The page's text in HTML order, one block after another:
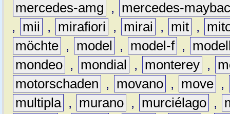
mercedes-amg
,
mercedes-
,
mii , mirafiori , mirai , mit ,
möchte , model , model-f ,
mondeo , mondial , monterey ,
motorschaden
, movano , move ,
multipla , murano , murciélago ,